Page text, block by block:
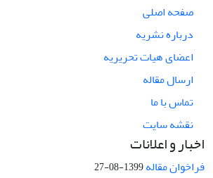
صفحه اصلی
درباره نشریه
اعضای هیات تحریریه
ارسال مقاله
تماس با ما
نقشه سایت
اخبار و اعلانات
فراخوان مقاله1399-08-27